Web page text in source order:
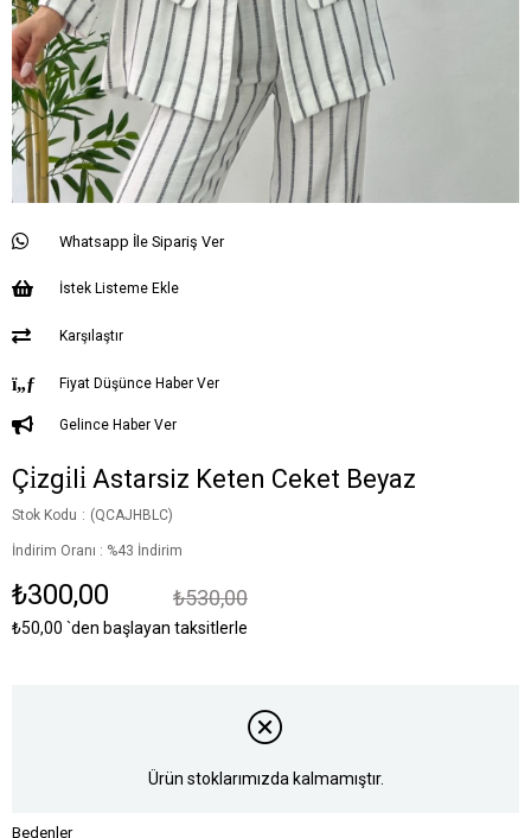
Whatsapp İle Sipariş Ver
İstek Listeme Ekle
Karşılaştır
Fiyat Düşünce Haber Ver
Gelince Haber Ver
Çi̇zgi̇li̇ Astarsiz Keten Ceket Beyaz
Stok Kodu (QCAJHBLC)
İndirim Oranı : %43 İndirim
₺530,00
₺300,00
₺50,00 `den başlayan taksitlerle
Ürün stoklarımızda kalmamıştır.
Bedenler